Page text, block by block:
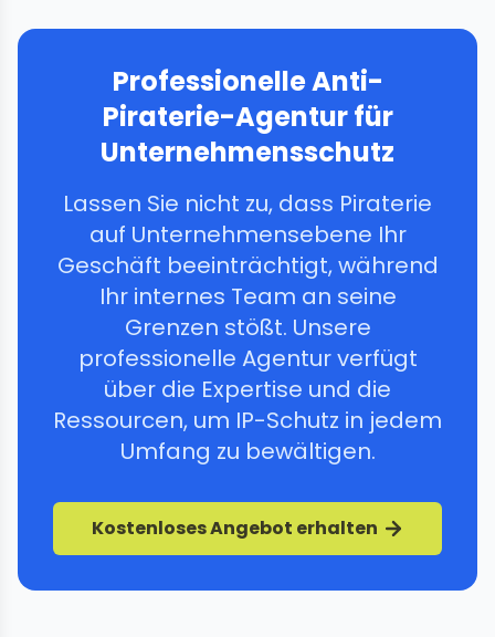
Professionelle Anti-
Piraterie-Agentur für
Unternehmensschutz
Lassen Sie nicht zu, dass Piraterie
auf Unternehmensebene Ihr
Geschäft beeinträchtigt, während
Ihr internes Team an seine
Grenzen stößt. Unsere
professionelle Agentur verfügt
über die Expertise und die
Ressourcen, um IP-Schutz in jedem
Umfang zu bewältigen.
Kostenloses Angebot erhalten